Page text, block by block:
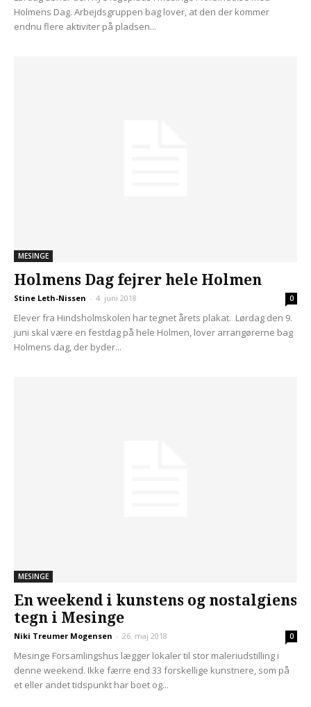
Holmens Dag. Arbejdsgruppen bag lover, at den der kommer
endnu flere aktiviter på pladsen...
MESINGE
Holmens Dag fejrer hele Holmen
Stine Leth-Nissen - 4. juni 2018 0
Elever fra Hindsholmskolen har tegnet årets plakat. Lørdag den 9.
juni skal være en festdag på hele Holmen, lover arrangørerne bag
Holmens dag, der byder...
MESINGE
En weekend i kunstens og nostalgiens
tegn i Mesinge
Niki Treumer Mogensen - 26. maj 2018 0
Mesinge Forsamlingshus lægger lokaler til stor maleriudstilling i
denne weekend. Ikke færre end 33 forskellige kunstnere, som på
et eller andet tidspunkt har boet og...